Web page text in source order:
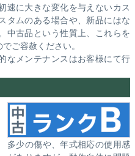
速に大きな変化を与えないカス
タムのある場合や、新品にはな
中古品という性質上、これらを
ご容赦ください。
なメンテナンスはお客様にて行
多少の傷や、年式相応の使用感